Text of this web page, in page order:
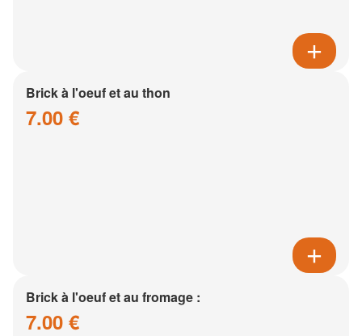
Brick à l'oeuf et au thon
7.00 €
Brick à l'oeuf et au fromage :
7.00 €